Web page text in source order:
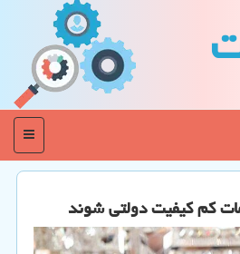
منو
کم کیفیت دولتی شوند